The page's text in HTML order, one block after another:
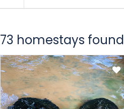
73 homestays found